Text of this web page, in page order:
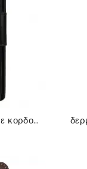
Κάλυμμα Moto G51 5G με κορδονι Υπέροχες Πεταλούδες Με Λουράκια